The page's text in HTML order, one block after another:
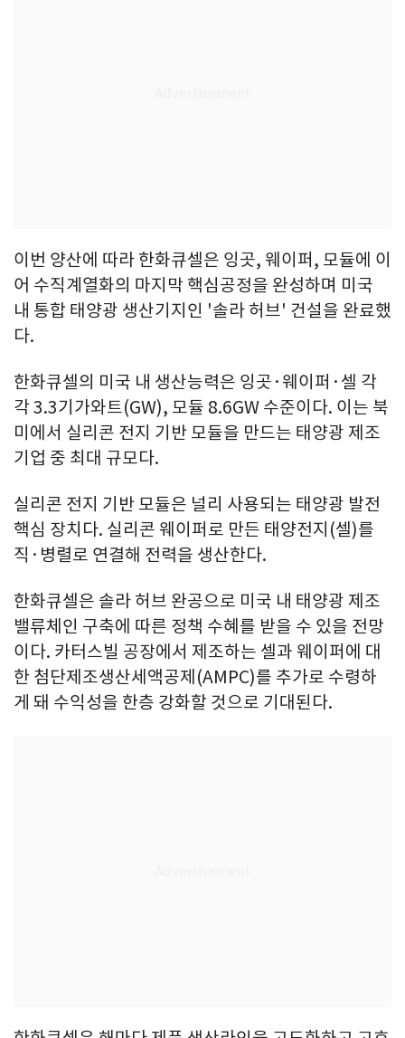
이번 양산에 따라 한화큐셀은 잉곳, 웨이퍼, 모듈에 이
어 수직계열화의 마지막 핵심공정을 완성하며 미국
내 통합 태양광 생산기지인 '솔라 허브' 건설을 완료했
다.
한화큐셀의 미국 내 생산능력은 잉곳·웨이퍼·셀 각
각 3.3기가와트(GW), 모듈 8.6GW 수준이다. 이는 북
미에서 실리콘 전지 기반 모듈을 만드는 태양광 제조
기업 중 최대 규모다.
실리콘 전지 기반 모듈은 널리 사용되는 태양광 발전
핵심 장치다. 실리콘 웨이퍼로 만든 태양전지(셀)를
직·병렬로 연결해 전력을 생산한다.
한화큐셀은 솔라 허브 완공으로 미국 내 태양광 제조
밸류체인 구축에 따른 정책 수혜를 받을 수 있을 전망
이다. 카터스빌 공장에서 제조하는 셀과 웨이퍼에 대
한 첨단제조생산세액공제(AMPC)를 추가로 수령하
게 돼 수익성을 한층 강화할 것으로 기대된다.